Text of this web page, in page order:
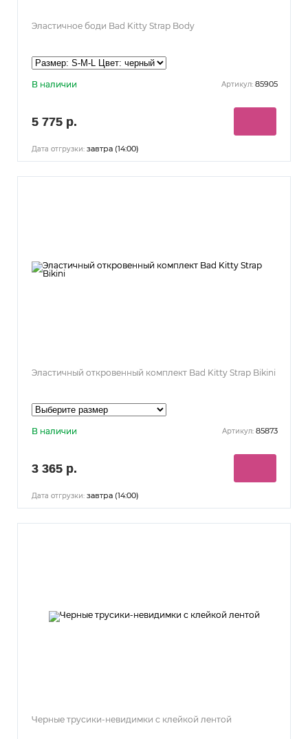
Эластичное боди Bad Kitty Strap Body
В наличии Артикул: 85905
5 775 р.
Дата отгрузки: завтра (14:00)
Эластичный откровенный комплект Bad Kitty Strap Bikini
В наличии Артикул: 85873
3 365 р.
Дата отгрузки: завтра (14:00)
Черные трусики-невидимки с клейкой лентой